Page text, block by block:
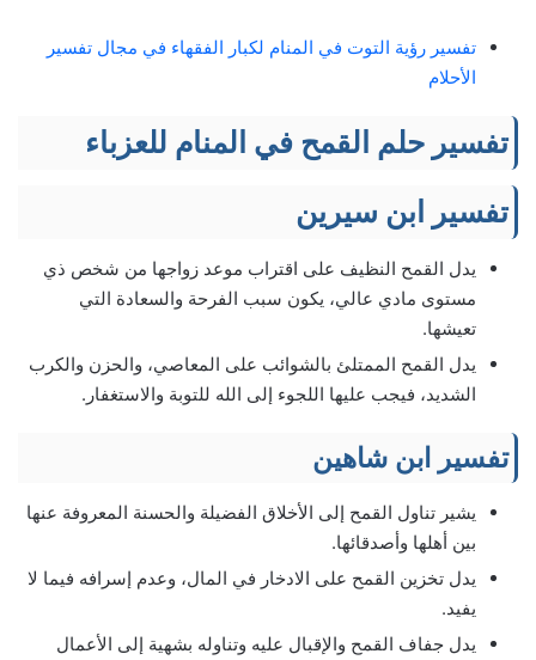
تفسير رؤية التوت في المنام لكبار الفقهاء في مجال تفسير
الأحلام
تفسير حلم القمح في المنام للعزباء
تفسير ابن سيرين
يدل القمح النظيف على اقتراب موعد زواجها من شخص ذي
مستوى مادي عالي، يكون سبب الفرحة والسعادة التي
تعيشها.
يدل القمح الممتلئ بالشوائب على المعاصي، والحزن والكرب
الشديد، فيجب عليها اللجوء إلى الله للتوبة والاستغفار.
تفسير ابن شاهين
يشير تناول القمح إلى الأخلاق الفضيلة والحسنة المعروفة عنها
بين أهلها وأصدقائها.
يدل تخزين القمح على الادخار في المال، وعدم إسرافه فيما لا
يفيد.
يدل جفاف القمح والإقبال عليه وتناوله بشهية إلى الأعمال